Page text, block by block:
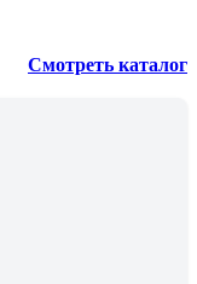
Смотреть каталог